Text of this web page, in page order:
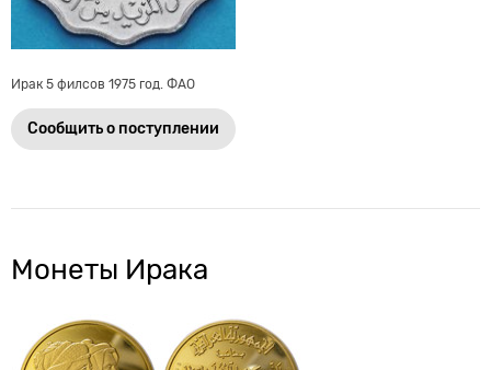
Ирак 5 филсов 1975 год. ФАО
Сообщить о поступлении
Монеты Ирака